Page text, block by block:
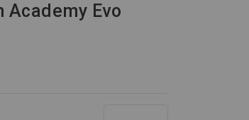
Academy Evo